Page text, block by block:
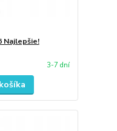
Najlepšie!
3-7 dní